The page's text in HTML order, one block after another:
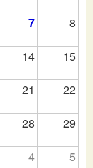
7 8
14 15
21 22
28 29
4 5